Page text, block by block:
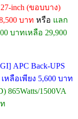
inch (ขอบบาง)
บาท หรือ แลก
บาทเหลือ 29,900
APC Back-UPS
หลือเพียง 5,600 บาท
865Watts/1500VA